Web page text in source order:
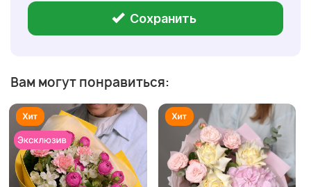
Сохранить
Вам могут понравиться: